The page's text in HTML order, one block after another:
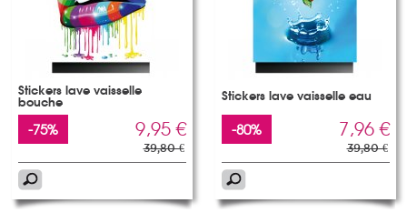
Stickers lave vaisselle
bouche
-75% 9,95 €
39,80 €
Stickers lave vaisselle eau
-80% 7,96 €
39,80 €